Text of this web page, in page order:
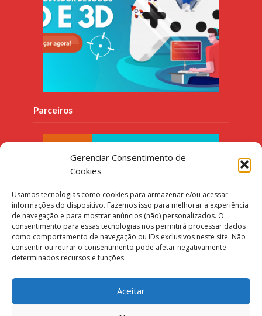
Gerenciar Consentimento de
Cookies
Usamos tecnologias como cookies para armazenar e/ou acessar
informações do dispositivo. Fazemos isso para melhorar a experiência
de navegação e para mostrar anúncios (não) personalizados. O
consentimento para essas tecnologias nos permitirá processar dados
como comportamento de navegação ou IDs exclusivos neste site. Não
consentir ou retirar o consentimento pode afetar negativamente
determinados recursos e funções.
Aceitar
Parceiros